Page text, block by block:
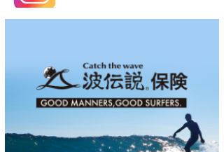
ゴン
wanda
予報士 hiro.
banpaku